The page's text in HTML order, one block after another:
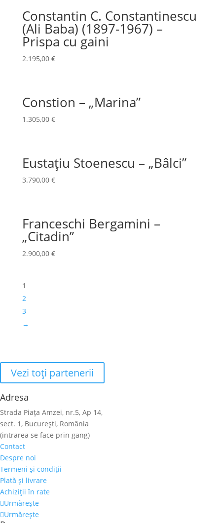
Constantin C. Constantinescu
(Ali Baba) (1897-1967) –
Prispa cu gaini
2.195,00 €
Constion – „Marina”
1.305,00 €
Eustațiu Stoenescu – „Bâlci”
3.790,00 €
Franceschi Bergamini –
„Citadin”
2.900,00 €
1
2
3
→
Vezi toţi partenerii
Adresa
Strada Piaţa Amzei, nr.5, Ap 14,
sect. 1, Bucureşti, România
(intrarea se face prin gang)
Contact
Despre noi
Termeni şi condiţii
Plată şi livrare
Achiziţii în rate
Urmărește
Urmărește